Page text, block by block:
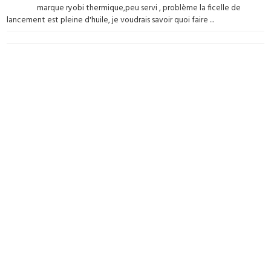
marque ryobi thermique,peu servi , problème la ficelle de
lancement est pleine d'huile, je voudrais savoir quoi faire ...